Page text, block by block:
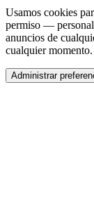
Usamos cookies
permiso —
anuncios de
cualquier momento.
Administrar